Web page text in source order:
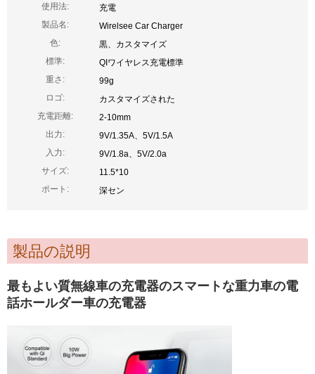
使用法:
充電
製品名:
Wirelsee Car Charger
色:
黒、カスタマイズ
標準:
QIワイヤレス充電標準
重さ:
99g
ロゴ:
カスタマイズされた
充電距離:
2-10mm
出力:
9V/1.35A、5V/1.5A
入力:
9V/1.8a、5V/2.0a
サイズ:
11.5*10
ポート:
深セン
製品の説明
最もよい質無線車の充電器のスマートな重力車の電
話ホールダー車の充電器